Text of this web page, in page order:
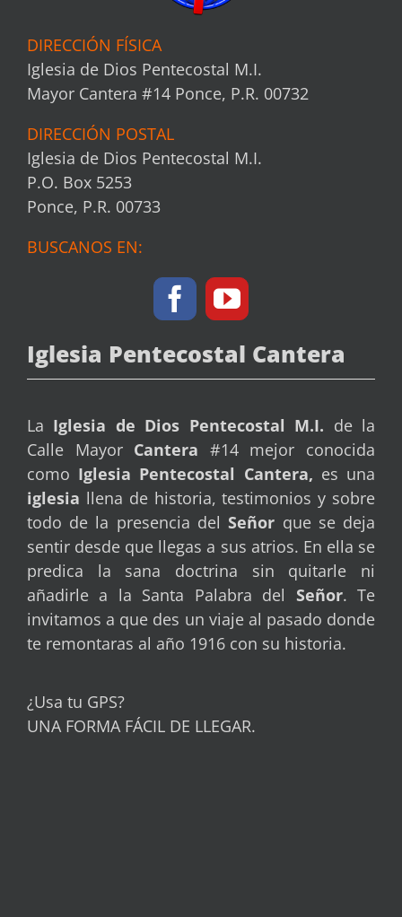
DIRECCIÓN FÍSICA
Iglesia de Dios Pentecostal M.I.
Mayor Cantera #14 Ponce, P.R. 00732
DIRECCIÓN POSTAL
Iglesia de Dios Pentecostal M.I.
P.O. Box 5253
Ponce, P.R. 00733
BUSCANOS EN:
Iglesia Pentecostal Cantera
La Iglesia de Dios Pentecostal M.I. de la
Calle Mayor Cantera #14 mejor conocida
como Iglesia Pentecostal Cantera, es una
iglesia llena de historia, testimonios y sobre
todo de la presencia delSeñor que se deja
sentir desde que llegas a sus atrios. En ella se
predica la sana doctrina sin quitarle ni
añadirle a la Santa Palabra del Señor. Te
invitamos a que des un viaje al pasado donde
te remontaras al año 1916 con su historia.
¿Usa tu GPS?
UNA FORMA FÁCIL DE LLEGAR.